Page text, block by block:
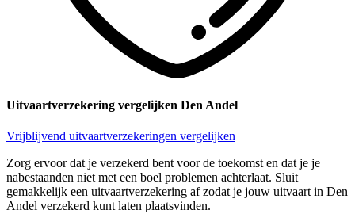
Uitvaartverzekering vergelijken Den Andel
Vrijblijvend uitvaartverzekeringen vergelijken
Zorg ervoor dat je verzekerd bent voor de toekomst en dat je je
nabestaanden niet met een boel problemen achterlaat. Sluit
gemakkelijk een uitvaartverzekering af zodat je jouw uitvaart in Den
Andel verzekerd kunt laten plaatsvinden.